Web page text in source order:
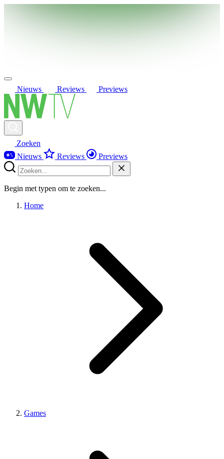
Nieuws Reviews Previews
Zoeken
Nieuws
Reviews Previews
Begin met typen om te zoeken...
Home
Games